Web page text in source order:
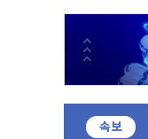
속보